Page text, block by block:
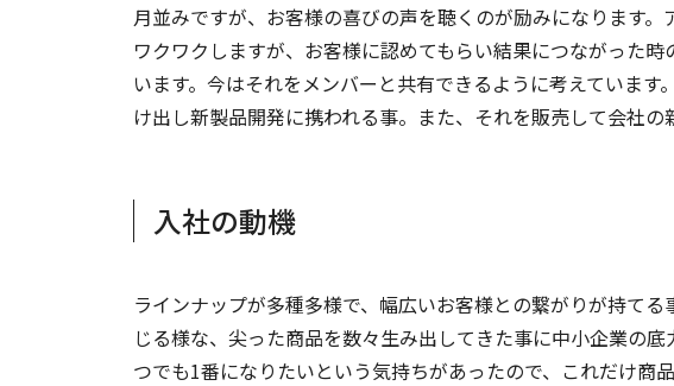
月並みですが、お客様の喜びの声を聴くのが励みになります
ワクワクしますが、お客様に認めてもらい結果につながった
います。今はそれをメンバーと共有できるように考えていま
け出し新製品開発に携われる事。また、それを販売して会社の
入社の動機
ラインナップが多種多様で、幅広いお客様との繋がりが持て
じる様な、尖った商品を数々生み出してきた事に中小企業の
つでも1番になりたいという気持ちがあったので、これだけ商